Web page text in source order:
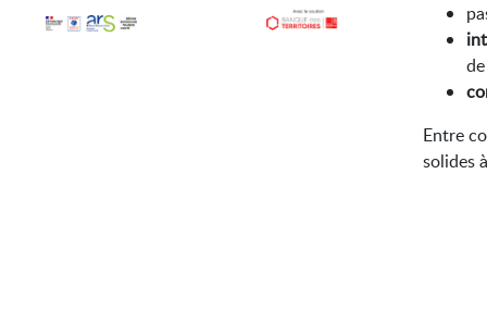
Entre
solides